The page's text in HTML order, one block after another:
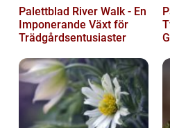
Palettblad River Walk - En
Imponerande Växt för
Trädgårdsentusiaster